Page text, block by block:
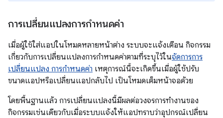
การเปลี่ยนแปลงการกำหนดค่า
เมื่อผู้ใช้ใส่แอปในโหมดหลายหน้าต่าง ระบบจะแจ้งเตือน กิจกรรม
เกี่ยวกับการเปลี่ยนแปลงการกำหนดค่าตามที่ระบุไว้ในจัดการการ
เปลี่ยนแปลง การกำหนดค่า เหตุการณ์นี้จะเกิดขึ้นเมื่อผู้ใช้ปรับ
ขนาดแอปหรือเปลี่ยนแอปกลับไป เป็นโหมดเต็มหน้าจอด้วย
โดยพื้นฐานแล้ว การเปลี่ยนแปลงนี้มีผลต่อวงจรการทำงานของ
กิจกรรมเช่นเดียวกับเมื่อระบบแจ้งให้แอปทราบว่าอุปกรณ์เปลี่ยน